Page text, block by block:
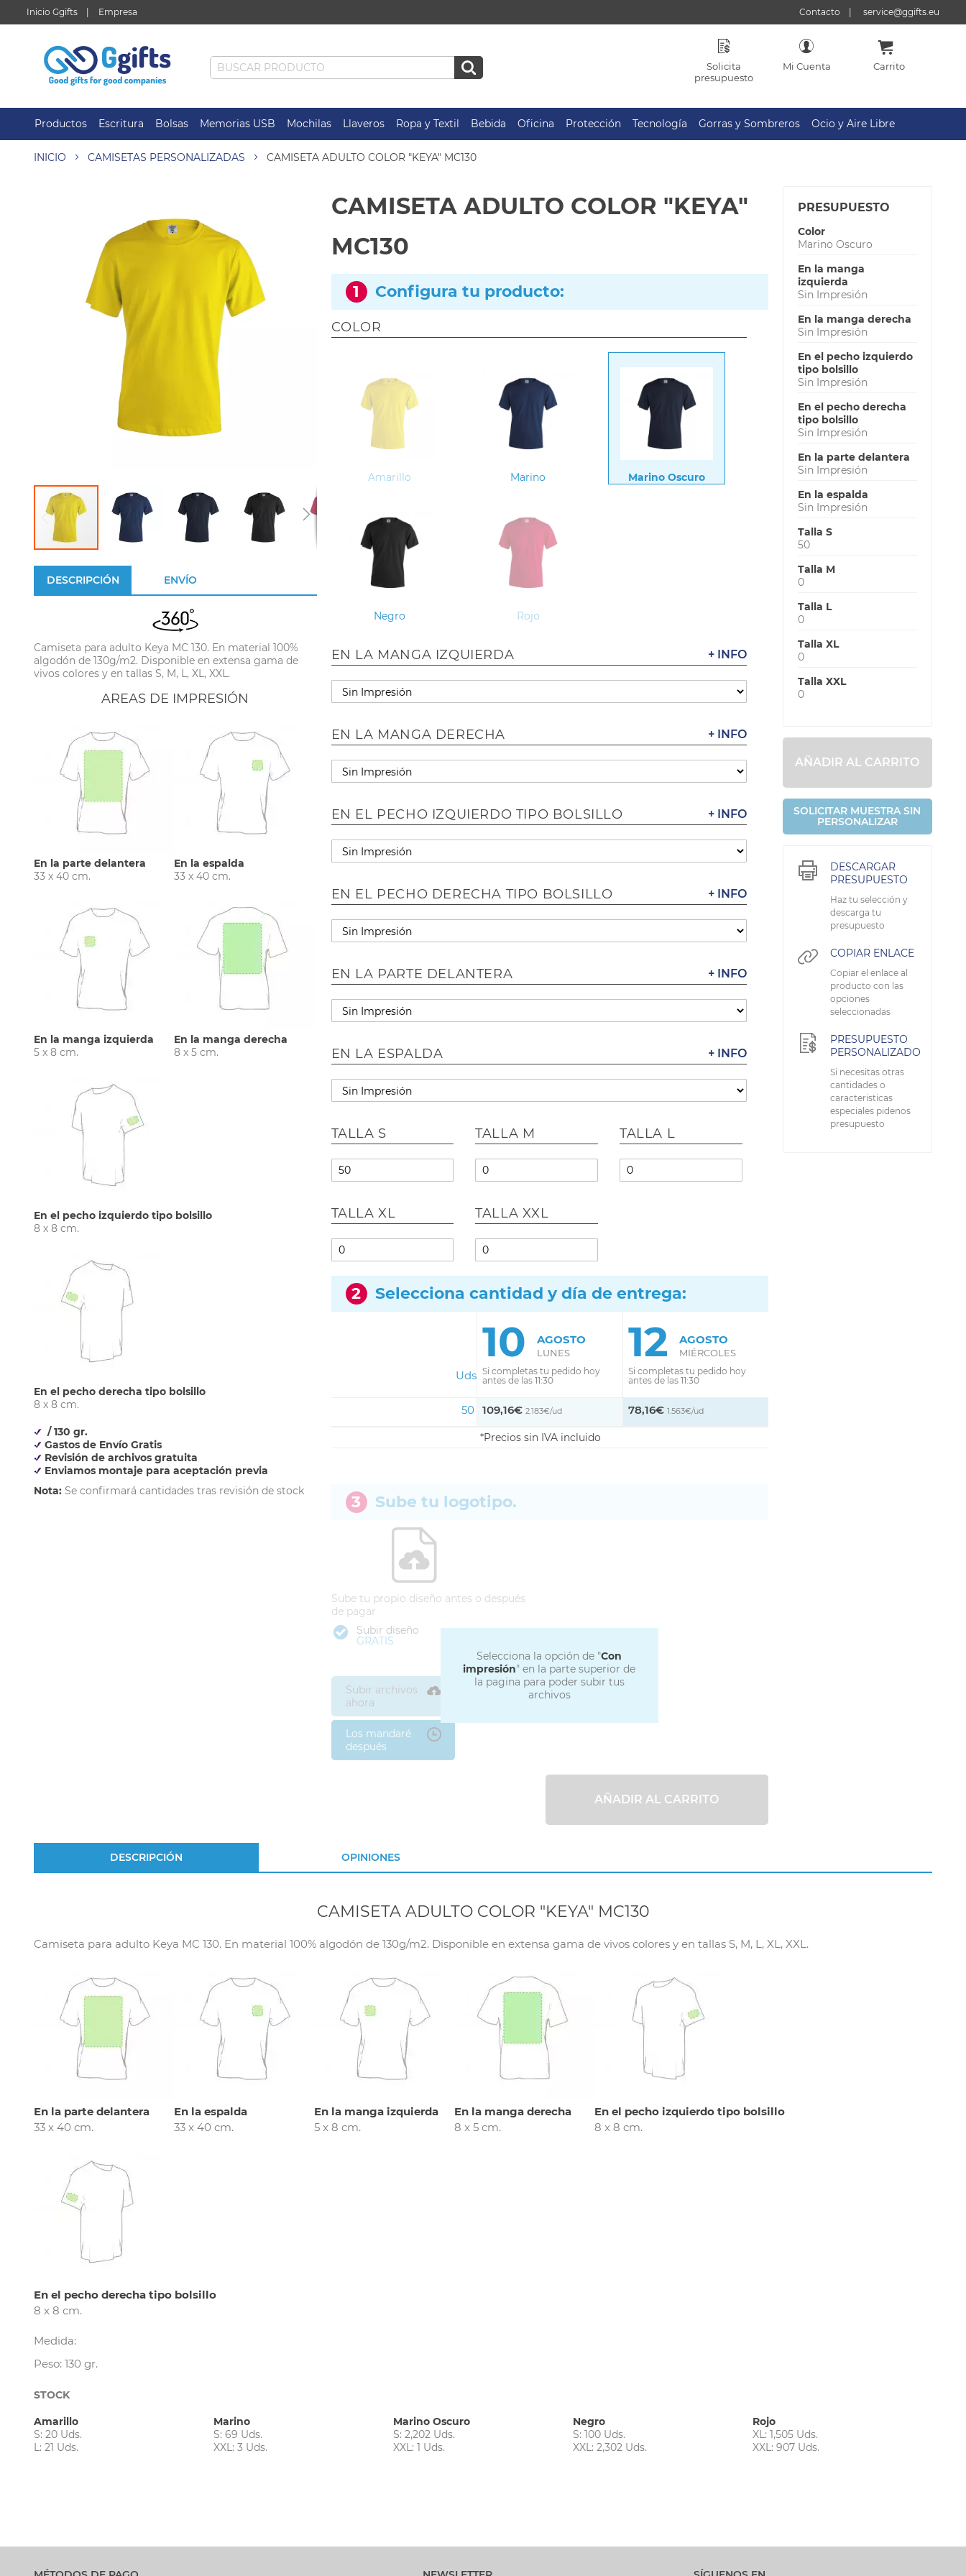
Inicio Ggifts Empresa Contacto service@ggifts.eu
Solicita
presupuesto
Mi Cuenta Carrito
Productos Escritura Bolsas Memorias USB Mochilas Llaveros Ropa y Textil Bebida Oficina Protección Tecnología Gorras y Sombreros Ocio y Aire Libre
INICIO CAMISETAS PERSONALIZADAS CAMISETA ADULTO COLOR "KEYA" MC130
DESCRIPCIÓN
Camiseta para adulto Keya MC 130. En material 100%
algodón de 130g/m2. Disponible en extensa gama de
vivos colores y en tallas S, M, L, XL, XXL.
AREAS DE IMPRESIÓN
En la parte delantera
33 x 40 cm.
En la espalda
33 x 40 cm.
En la manga izquierda
5 x 8 cm.
En la manga derecha
8 x 5 cm.
En el pecho izquierdo tipo bolsillo
8 x 8 cm.
En el pecho derecha tipo bolsillo
8 x 8 cm.
/ 130 gr.
Gastos de Envío Gratis
Revisión de archivos gratuita
Enviamos montaje para aceptación previa
Nota: Se confirmará cantidades tras revisión de stock
ENVÍO
CAMISETA ADULTO COLOR "KEYA"
MC130
1 Configura tu producto:
COLOR
Amarillo Marino Marino Oscuro
Negro Rojo
+ INFO
EN LA MANGA IZQUIERDA
+ INFO
EN LA MANGA DERECHA
+ INFO
EN EL PECHO IZQUIERDO TIPO BOLSILLO
+ INFO
EN EL PECHO DERECHA TIPO BOLSILLO
+ INFO
EN LA PARTE DELANTERA
+ INFO
EN LA ESPALDA
TALLA S TALLA M TALLA L
TALLA XL TALLA XXL
2 Selecciona cantidad y día de entrega:
Uds
10 AGOSTO
LUNES
Si completas tu pedido hoy
antes de las 11:30
12 AGOSTO
MIÉRCOLES
Si completas tu pedido hoy
antes de las 11:30
50 109,16€ 2.183€/ud 78,16€ 1.563€/ud
Precios sin IVA incluido
Selecciona la opción de "Con
impresión" en la parte superior de
la pagina para poder subir tus
archivos
3 Sube tu logotipo.
Sube tu propio diseño antes o después
de pagar
Subir diseño
GRATIS
Subir archivos
ahora
Los mandaré
después
AÑADIR AL CARRITO
PRESUPUESTO
Color
Marino Oscuro
En la manga
izquierda
Sin Impresión
En la manga derecha
Sin Impresión
En el pecho izquierdo
tipo bolsillo
Sin Impresión
En el pecho derecha
tipo bolsillo
Sin Impresión
En la parte delantera
Sin Impresión
En la espalda
Sin Impresión
Talla S
50
Talla M
0
Talla L
0
Talla XL
0
Talla XXL
0
AÑADIR AL CARRITO
SOLICITAR MUESTRA SIN
PERSONALIZAR
DESCARGAR
PRESUPUESTO
Haz tu selección y
descarga tu
presupuesto
COPIAR ENLACE
Copiar el enlace al
producto con las
opciones
seleccionadas
PRESUPUESTO
PERSONALIZADO
Si necesitas otras
cantidades o
caracteristicas
especiales pidenos
presupuesto
DESCRIPCIÓN
CAMISETA ADULTO COLOR "KEYA" MC130
Camiseta para adulto Keya MC 130. En material 100% algodón de 130g/m2. Disponible en extensa gama de vivos colores y en tallas S, M, L, XL, XXL.
En la parte delantera
33 x 40 cm.
En la espalda
33 x 40 cm.
En la manga izquierda
5 x 8 cm.
En la manga derecha
8 x 5 cm.
En el pecho izquierdo tipo bolsillo
8 x 8 cm.
En el pecho derecha tipo bolsillo
8 x 8 cm.
Medida:
Peso: 130 gr.
OPINIONES
STOCK
Amarillo
S: 20 Uds.
L: 21 Uds.
Marino
S: 69 Uds.
XXL: 3 Uds.
Marino Oscuro
S: 2,202 Uds.
XXL: 1 Uds.
Negro
S: 100 Uds.
XXL: 2,302 Uds.
Rojo
XL: 1,505 Uds.
XXL: 907 Uds.